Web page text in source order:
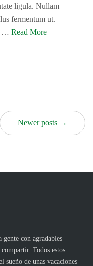
ligula. Nullam
fermentum ut.
… Read More
Newer posts →
con agradables
Todos estos
sueño de unas vacaciones